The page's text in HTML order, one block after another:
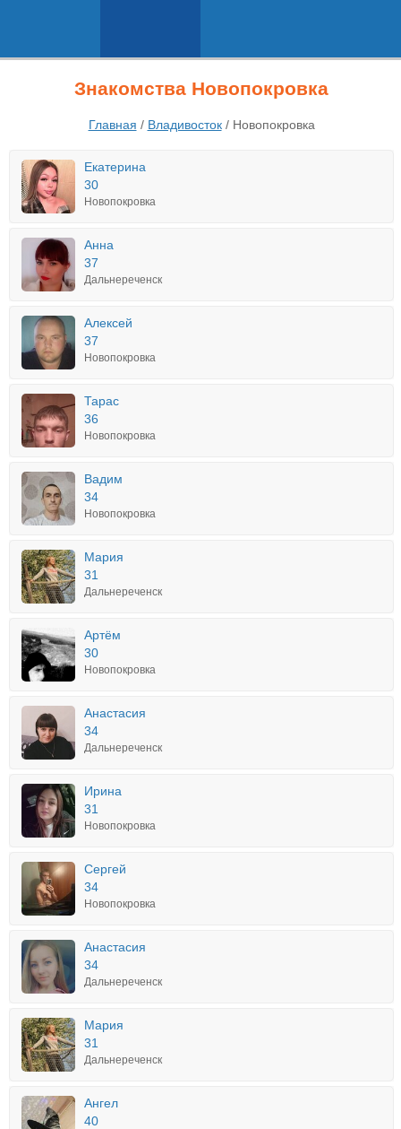
Знакомства Новопокровка
Главная / Владивосток/ Новопокровка
Екатерина
30
Новопокровка
Анна
37
Дальнереченск
Алексей
37
Новопокровка
Тарас
36
Новопокровка
Вадим
34
Новопокровка
Мария
31
Дальнереченск
Артём
30
Новопокровка
Анастасия
34
Дальнереченск
Ирина
31
Новопокровка
Сергей
34
Новопокровка
Анастасия
34
Дальнереченск
Мария
31
Дальнереченск
Ангел
40